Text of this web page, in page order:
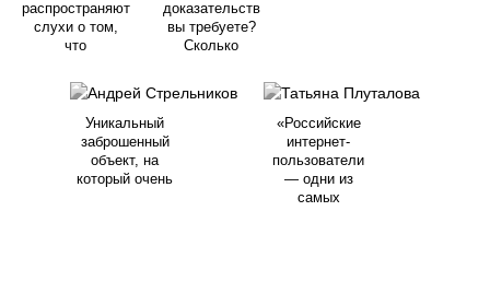
распространяют
слухи о том,
что
доказательств
вы требуете?
Сколько
Уникальный
заброшенный
объект, на
который очень
«Российские
интернет-
пользователи
— одни из
самых